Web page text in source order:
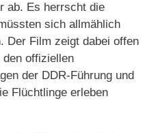
ab. Es herrscht die
sich allmählich
Der Film zeigt dabei offen
offiziellen
der DDR-Führung und
Flüchtlinge erleben